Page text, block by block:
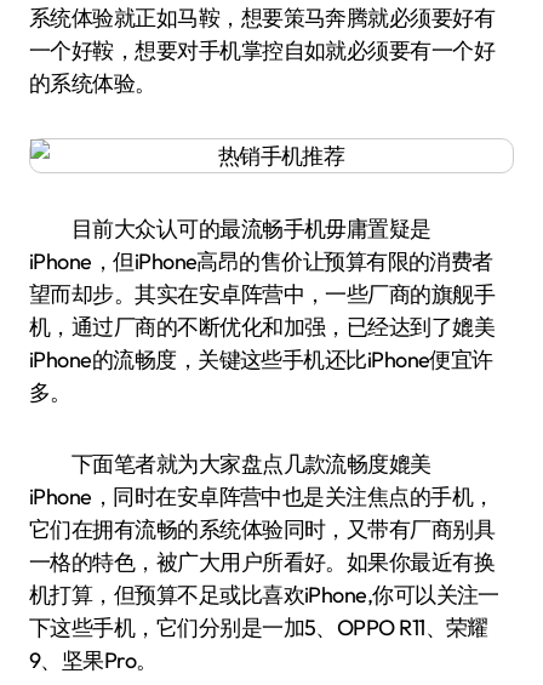
系统体验就正如马鞍，想要策马奔腾就必须要好有
一个好鞍，想要对手机掌控自如就必须要有一个好
的系统体验。
目前大众认可的最流畅手机毋庸置疑是
iPhone，但iPhone高昂的售价让预算有限的消费者
望而却步。其实在安卓阵营中，一些厂商的旗舰手
机，通过厂商的不断优化和加强，已经达到了媲美
iPhone的流畅度，关键这些手机还比iPhone便宜许
多。
下面笔者就为大家盘点几款流畅度媲美
iPhone，同时在安卓阵营中也是关注焦点的手机，
它们在拥有流畅的系统体验同时，又带有厂商别具
一格的特色，被广大用户所看好。如果你最近有换
机打算，但预算不足或比喜欢iPhone,你可以关注一
下这些手机，它们分别是一加5、OPPO R11、荣耀
9、坚果Pro。